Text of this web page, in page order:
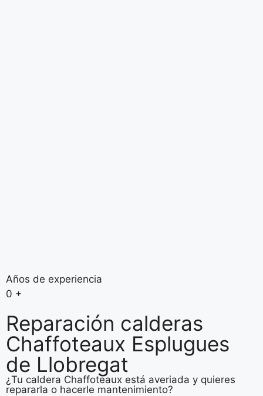
Años de experiencia
0 +
Reparación calderas
Chaffoteaux Esplugues
de Llobregat
¿Tu caldera Chaffoteaux está averiada y quieres
repararla o hacerle mantenimiento?